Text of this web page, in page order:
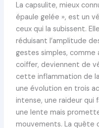
La capsulite, mieux
épaule gelée », est un
ceux qui la subissent.
réduisant l’amplitude
gestes simples,
coiffer, deviennent de
cette inflammation de
une évolution en trois
intense, une raideur qui
une lente mais
mouvements. La quête